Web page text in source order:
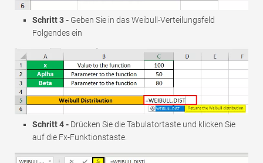
Schritt 3 - Geben Sie in das Weibull-Verteilungsfeld
Folgendes ein
Schritt 4 - Drücken Sie die Tabulatortaste und klicken Sie
auf die Fx-Funktionstaste.